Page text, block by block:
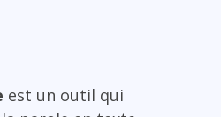
est un outil qui